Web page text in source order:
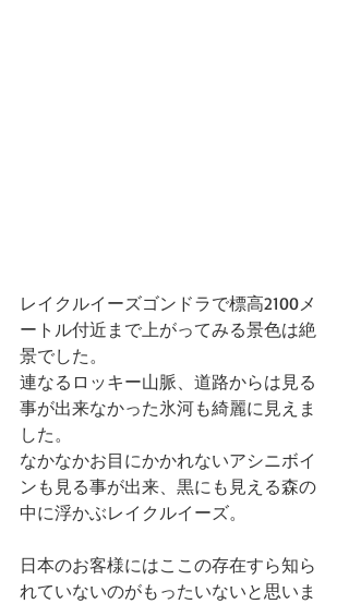
レイクルイーズゴンドラで標高2100メ
ートル付近まで上がってみる景色は絶
景でした。
連なるロッキー山脈、道路からは見る
事が出来なかった氷河も綺麗に見えま
した。
なかなかお目にかかれないアシニボイ
ンも見る事が出来、黒にも見える森の
中に浮かぶレイクルイーズ。
日本のお客様にはここの存在すら知ら
れていないのがもったいないと思いま